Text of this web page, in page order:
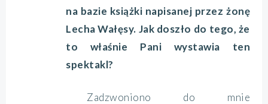
na bazie książki napisanej przez żonę
Lecha Wałęsy. Jak doszło do tego, że
to właśnie Pani wystawia ten
spektakl?
Zadzwoniono do mnie